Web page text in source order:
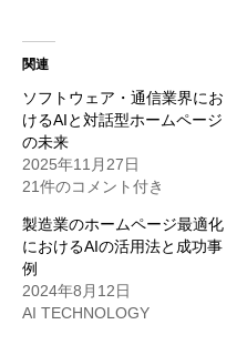
関連
ソフトウェア・通信業界にお
けるAIと対話型ホームページ
の未来
2025年11月27日
21件のコメント付き
製造業のホームページ最適化
におけるAIの活用法と成功事
例
2024年8月12日
AI TECHNOLOGY